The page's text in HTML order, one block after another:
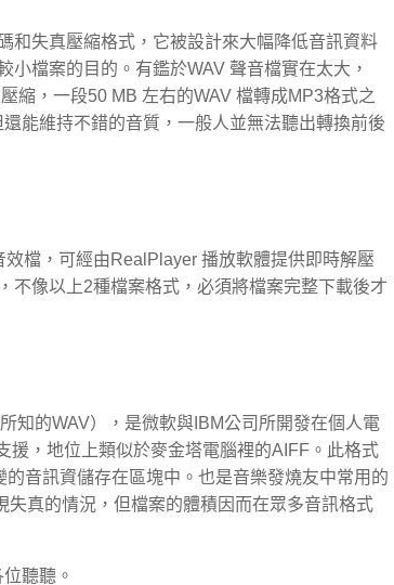
和失真壓縮格式，它被設計來大幅降低音訊資料
檔案的目的。有鑑於WAV 聲音檔實在太大，
縮，一段50 MB 左右的WAV 檔轉成MP3格式之
能維持不錯的音質，一般人並無法聽出轉換前後
檔，可經由RealPlayer 播放軟體提供即時解壓
不像以上2種檔案格式，必須將檔案完整下載後才
知的WAV），是微軟與IBM公司所開發在個人電
援，地位上類似於麥金塔電腦裡的AIFF。此格式
音訊資儲存在區塊中。也是音樂發燒友中常用的
真的情況，但檔案的體積因而在眾多音訊格式
聽聽。